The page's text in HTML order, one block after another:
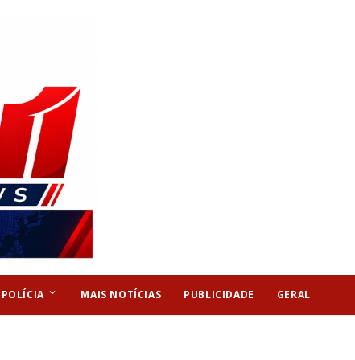
POLÍCIA keyboard_arrow_down MAIS NOTÍCIAS PUBLICIDADE GERAL